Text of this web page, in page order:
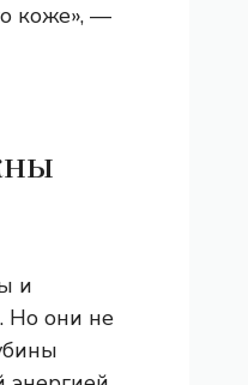
коже», —
и
Но они не